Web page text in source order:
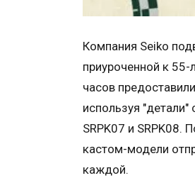
Компания Seiko
приуроченной к
часов
используя "детали"
SRPK07 и SRPK08.
кастом-модели
каждой.